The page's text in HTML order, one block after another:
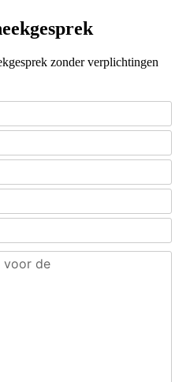
zonder verplichtingen